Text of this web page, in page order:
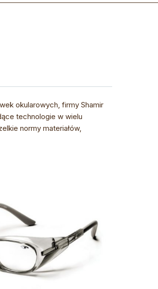
okularowych, firmy Shamir
technologie w wielu
normy materiałów,